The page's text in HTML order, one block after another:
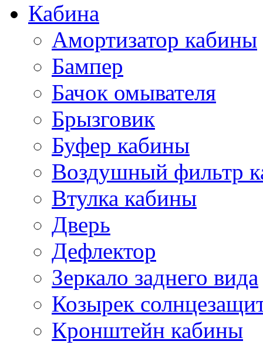
Кабина
Амортизатор кабины
Бампер
Бачок омывателя
Брызговик
Буфер кабины
Воздушный фильтр
Втулка кабины
Дверь
Дефлектор
Зеркало заднего вида
Козырек
Кронштейн кабины